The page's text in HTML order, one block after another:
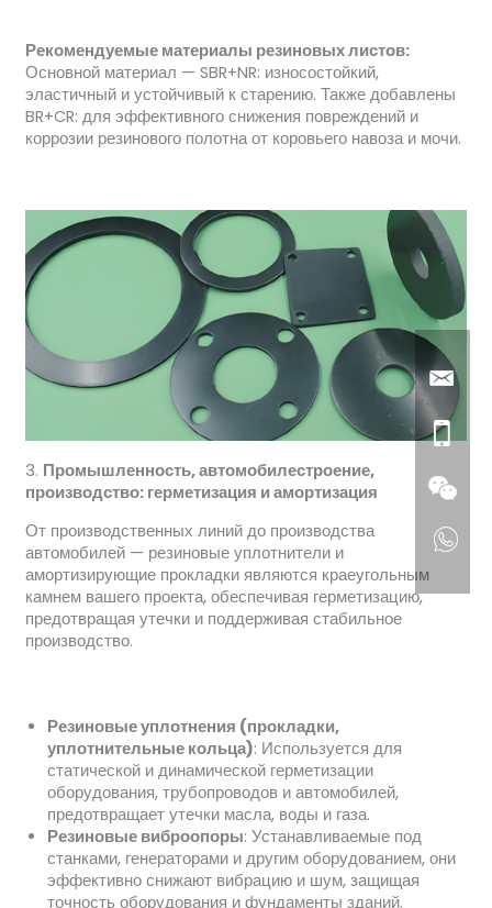
Рекомендуемые материалы резиновых листов:
Основной материал — SBR+NR: износостойкий,
эластичный и устойчивый к старению. Также добавлены
BR+CR: для эффективного снижения повреждений и
коррозии резинового полотна от коровьего навоза и мочи.
3. Промышленность, автомобилестроение,
производство: герметизация и амортизация
От производственных линий до производства
автомобилей — резиновые уплотнители и
амортизирующие прокладки являются краеугольным
камнем вашего проекта, обеспечивая герметизацию,
предотвращая утечки и поддерживая стабильное
производство.
Резиновые уплотнения (прокладки,
уплотнительные кольца): Используется для
статической и динамической герметизации
оборудования, трубопроводов и автомобилей,
предотвращает утечки масла, воды и газа.
Резиновые виброопоры: Устанавливаемые под
станками, генераторами и другим оборудованием, они
эффективно снижают вибрацию и шум, защищая
точность оборудования и фундаменты зданий.